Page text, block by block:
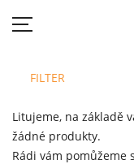
DOMŮ
FILTER
Litujeme, na základě
žádné produkty.
Rádi vám pomůžeme